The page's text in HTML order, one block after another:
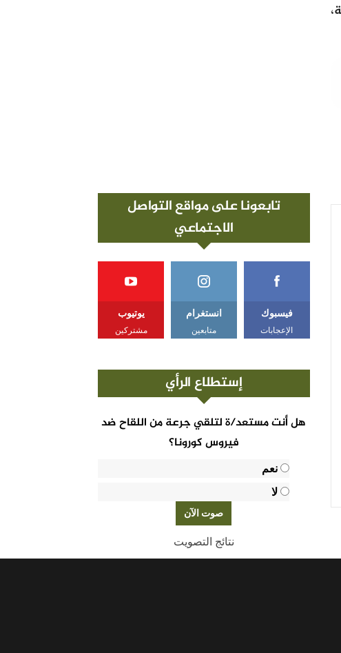
تابعونا على مواقع التواصل
الاجتماعي
فيسبوك
الإعجابات
انستغرام
متابعين
يوتيوب
مشتركين
إستطلاع الرأي
هل أنت مستعد/ة لتلقي جرعة من اللقاح ضد
فيروس كورونا؟
نعم
لا
نتائج التصويت